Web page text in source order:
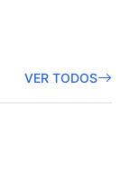
VER TODOS